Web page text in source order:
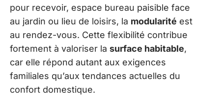
pour recevoir, espace bureau paisible face
au jardin ou lieu de loisirs, la modularité est
au rendez-vous. Cette flexibilité contribue
fortement à valoriser la surface habitable,
car elle répond autant aux exigences
familiales qu’aux tendances actuelles du
confort domestique.